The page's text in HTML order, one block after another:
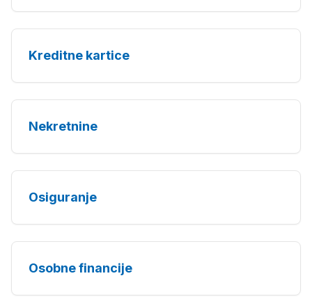
Kreditne kartice
Nekretnine
Osiguranje
Osobne financije